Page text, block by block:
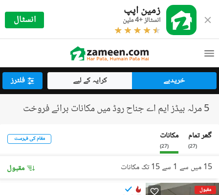
زمین اپپ
انسٹالز +4 ملین انسٹال
خریدیے کرایہ کے لیے فلٹرز
5 مرلہ بیڈز ایم اے جناح روڈ میں مکانات برائے فروخت
گھر تمام
(
27
)
مکانات
(
27
)
مقام کی فہرست
15 میں سے 1 سے 15 تک مکانات مقبول
مقبول